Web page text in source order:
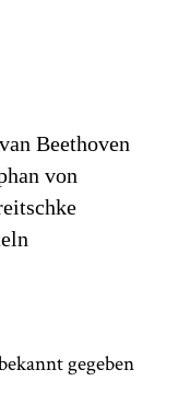
Beethoven
von
gegeben